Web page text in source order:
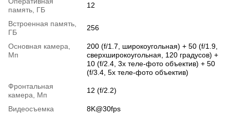
память, ГБ
12
Встроенная память,
ГБ
256
Основная камера,
Мп
200 (f/1.7, широкоугольная) + 50 (f/1.9,
сверхширокоугольная, 120 градусов) +
10 (f/2.4, 3x теле-фото объектив) + 50
(f/3.4, 5x теле-фото объектив)
Фронтальная
камера, Мп
12 (f/2.2)
Видеосъемка
8K@30fps